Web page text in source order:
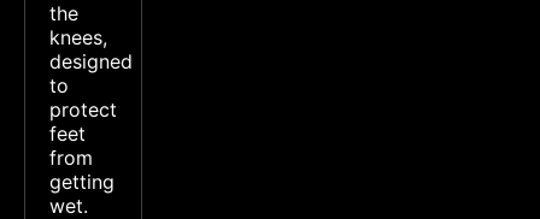
the
knees,
designed
to
protect
feet
from
getting
wet.